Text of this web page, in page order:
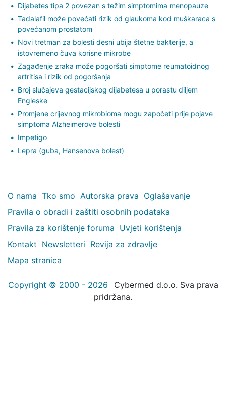
Dijabetes tipa 2 povezan s težim simptomima menopauze
Tadalafil može povećati rizik od glaukoma kod muškaraca s
povećanom prostatom
Novi tretman za bolesti desni ubija štetne bakterije, a
istovremeno čuva korisne mikrobe
Zagađenje zraka može pogoršati simptome reumatoidnog
artritisa i rizik od pogoršanja
Broj slučajeva gestacijskog dijabetesa u porastu diljem
Engleske
Promjene crijevnog mikrobioma mogu započeti prije pojave
simptoma Alzheimerove bolesti
Impetigo
Lepra (guba, Hansenova bolest)
O nama Tko smo Autorska prava Oglašavanje
Pravila o obradi i zaštiti osobnih podataka
Pravila za korištenje foruma Uvjeti korištenja
Kontakt Newsletteri Revija za zdravlje
Mapa stranica
Copyright © 2000 - 2026
Cybermed d.o.o. Sva prava
pridržana.